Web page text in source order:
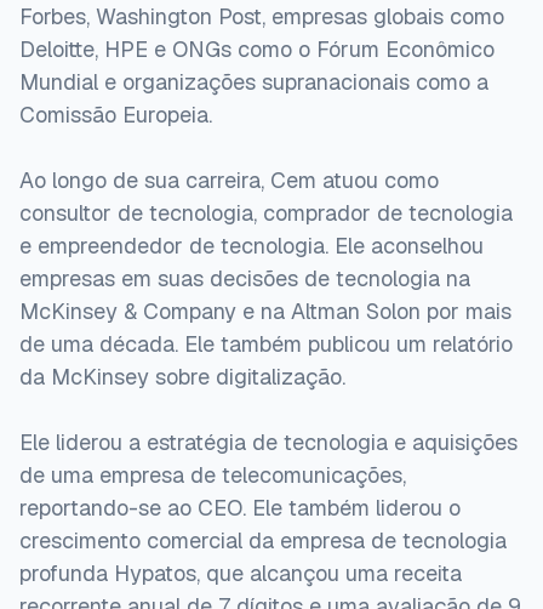
Forbes, Washington Post, empresas globais como
Deloitte, HPE e ONGs como o Fórum Econômico
Mundial e organizações supranacionais como a
Comissão Europeia.
Ao longo de sua carreira, Cem atuou como
consultor de tecnologia, comprador de tecnologia
e empreendedor de tecnologia. Ele aconselhou
empresas em suas decisões de tecnologia na
McKinsey & Company e na Altman Solon por mais
de uma década. Ele também publicou um relatório
da McKinsey sobre digitalização.
Ele liderou a estratégia de tecnologia e aquisições
de uma empresa de telecomunicações,
reportando-se ao CEO. Ele também liderou o
crescimento comercial da empresa de tecnologia
profunda Hypatos, que alcançou uma receita